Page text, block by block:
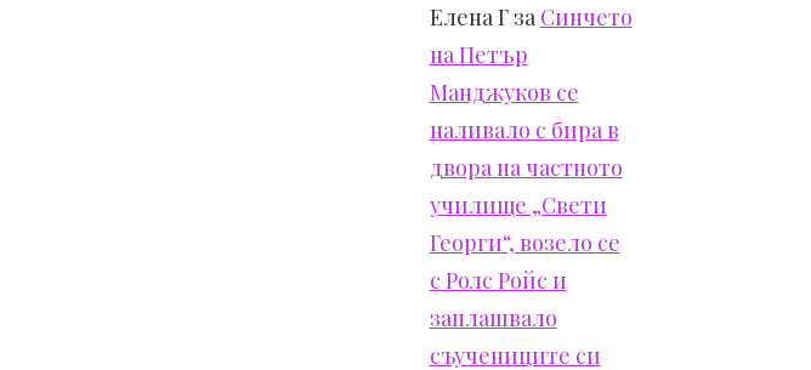
Елена Гза Синчето
на Петър
Манджуков се
наливало с бира в
двора на частното
училище „Свети
Георги“, возело се
с Ролс Ройс и
заплашвало
съучениците си